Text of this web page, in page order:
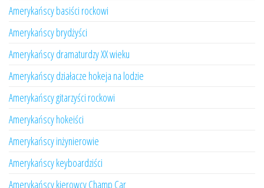
Amerykańscy basiści rockowi
Amerykańscy brydżyści
Amerykańscy dramaturdzy XX wieku
Amerykańscy działacze hokeja na lodzie
Amerykańscy gitarzyści rockowi
Amerykańscy hokeiści
Amerykańscy inżynierowie
Amerykańscy keyboardziści
Amerykańscy kierowcy Champ Car